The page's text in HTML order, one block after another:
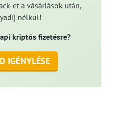
et a vásárlások után,
nélkül!
kriptós fizetésre?
IGÉNYLÉSE